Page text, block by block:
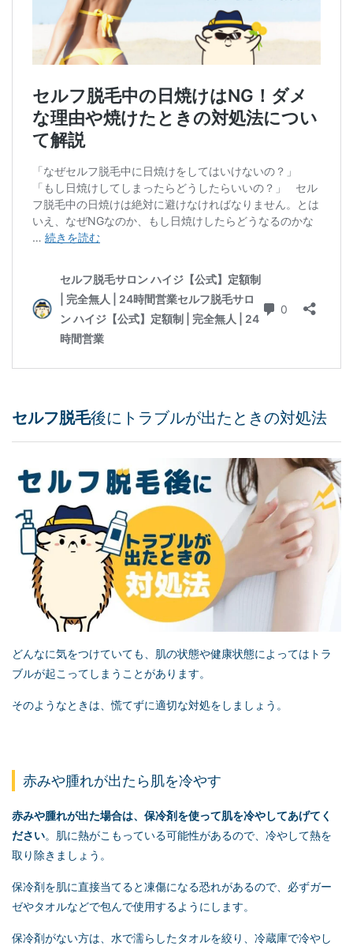
セルフ脱毛後にトラブルが出たときの対処法
どんなに気をつけていても、肌の状態や健康状態によってはトラ
ブルが起こってしまうことがあります。
そのようなときは、慌てずに適切な対処をしましょう。
赤みや腫れが出たら肌を冷やす
赤みや腫れが出た場合は、保冷剤を使って肌を冷やしてあげてく
ださい。肌に熱がこもっている可能性があるので、冷やして熱を
取り除きましょう。
保冷剤を肌に直接当てると凍傷になる恐れがあるので、必ずガー
ゼやタオルなどで包んで使用するようにします。
保冷剤がない方は、水で濡らしたタオルを絞り、冷蔵庫で冷やし